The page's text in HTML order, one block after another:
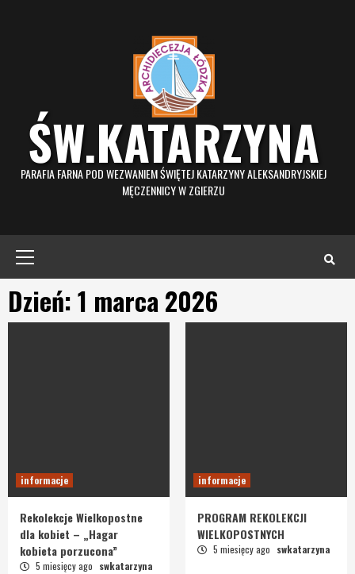
ŚW.KATARZYNA
PARAFIA FARNA POD WEZWANIEM ŚWIĘTEJ KATARZYNY ALEKSANDRYJSKIEJ
MĘCZENNICY W ZGIERZU
Dzień: 1 marca 2026
informacje
Rekolekcje Wielkopostne
dla kobiet – „Hagar
kobieta porzucona”
5 miesięcy ago swkatarzyna
informacje
PROGRAM REKOLEKCJI
WIELKOPOSTNYCH
5 miesięcy ago swkatarzyna